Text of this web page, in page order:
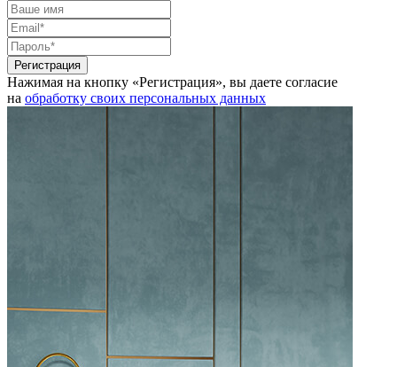
Нажимая на кнопку «Регистрация», вы даете согласие
на обработку своих персональных данных